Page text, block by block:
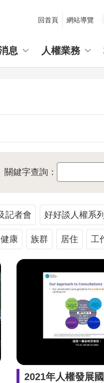
回首頁 網站導覽
息 人權業務
關鍵字查詢：
記者會 好好談人權系列
健康 族群 居住 工
2021年人權發展國際研討會 主題發表5 系統性國家詢查